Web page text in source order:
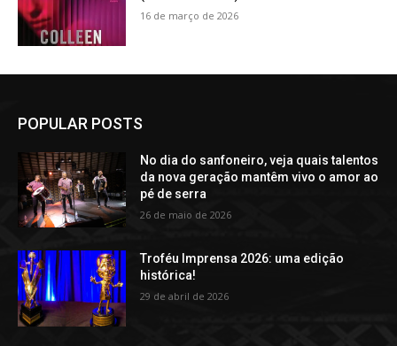
16 de março de 2026
POPULAR POSTS
No dia do sanfoneiro, veja quais talentos
da nova geração mantêm vivo o amor ao
pé de serra
26 de maio de 2026
Troféu Imprensa 2026: uma edição
histórica!
29 de abril de 2026